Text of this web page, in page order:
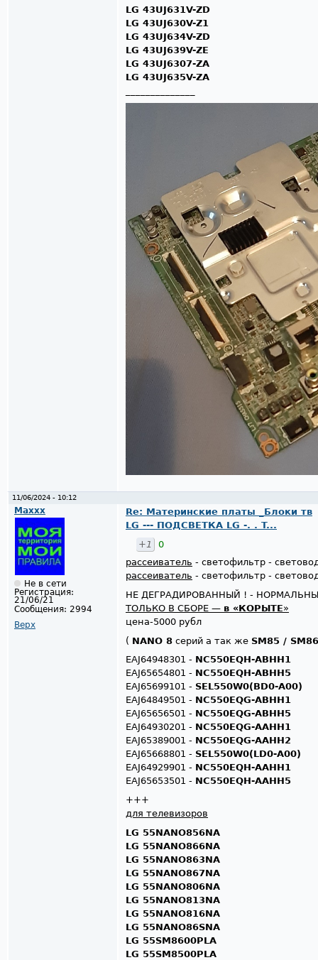
LG 43UJ631V-ZD
LG 43UJ630V-Z1
LG 43UJ634V-ZD
LG 43UJ639V-ZE
LG 43UJ6307-ZA
LG 43UJ635V-ZA
11/06/2024 - 10:12
Maxxx
Не в сети
Регистрация:
21/06/21
Сообщения: 2994
Верх
Re: Материнские платы _Блоки тв
LG --- ПОДСВЕТКА LG -. . T...
+1
0
рассеиватель - светофильтр -
рассеиватель - светофильтр -
НЕ ДЕГРАДИРОВАННЫЙ ! -
ТОЛЬКО В СБОРЕ — в «КОРЫТЕ»
цена-5000 рубл
( NANO 8 серий а так же SM85 / SM86
EAJ64948301 - NC550EQH-ABHH1
EAJ65654801 - NC550EQH-ABHH5
EAJ65699101 - SEL550W0(BD0-A00)
EAJ64849501 - NC550EQG-ABHH1
EAJ65656501 - NC550EQG-ABHH5
EAJ64930201 - NC550EQG-AAHH1
EAJ65389001 - NC550EQG-AAHH2
EAJ65668801 - SEL550W0(LD0-A00)
EAJ64929901 - NC550EQH-AAHH1
EAJ65653501 - NC550EQH-AAHH5
+++
для телевизоров
LG 55NANO856NA
LG 55NANO866NA
LG 55NANO863NA
LG 55NANO867NA
LG 55NANO806NA
LG 55NANO813NA
LG 55NANO816NA
LG 55NANO86SNA
LG 55SM8600PLA
LG 55SM8500PLA